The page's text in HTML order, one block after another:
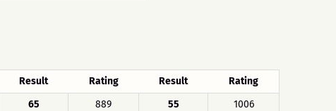
Result Rating Result
Rating
65 889 55
1006